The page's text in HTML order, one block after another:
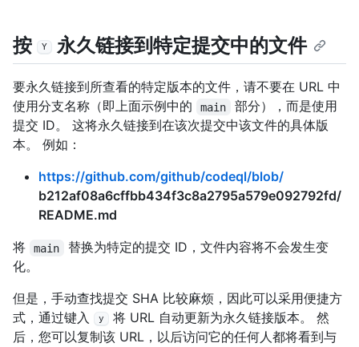
按 Y 永久链接到特定提交中的文件
要永久链接到所查看的特定版本的文件，请不要在 URL 中
使用分支名称（即上面示例中的
main
部分），而是使用
提交 ID。 这将永久链接到在该次提交中该文件的具体版
本。 例如：
https://github.com/github/codeql/blob/
b212af08a6cffbb434f3c8a2795a579e092792fd/
README.md
将
main
替换为特定的提交 ID，文件内容将不会发生变
化。
但是，手动查找提交 SHA 比较麻烦，因此可以采用便捷方
式，通过键入
y
将 URL 自动更新为永久链接版本。 然
后，您可以复制该 URL，以后访问它的任何人都将看到与